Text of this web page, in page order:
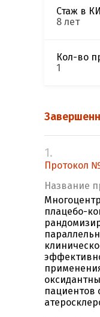
Стаж в КИ
8 лет
Кол-во
1
1.
Протокол
Название
плацебо-
пациентов